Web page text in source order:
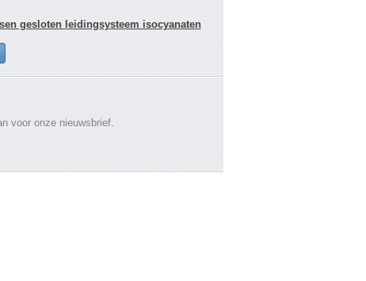
gesloten leidingsysteem isocyanaten
voor onze nieuwsbrief.